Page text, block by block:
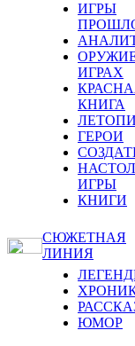
ИГРЫ
ИГРАХ
КНИГА
ГЕРОИ
ИГРЫ
КНИГИ
СЮЖЕТНАЯ
ЛИНИЯ
ЮМОР